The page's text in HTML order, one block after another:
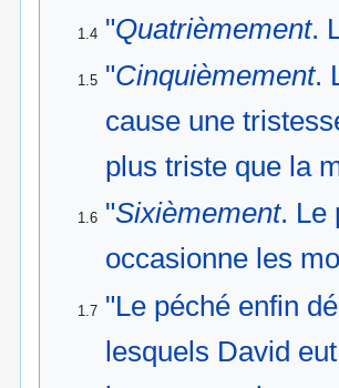
1.4 "Quatrièmement.
1.5 "Cinquièmement.
cause une
plus triste que la
1.6 "Sixièmement. Le
occasionne les
1.7 "Le péché enfin
lesquels David